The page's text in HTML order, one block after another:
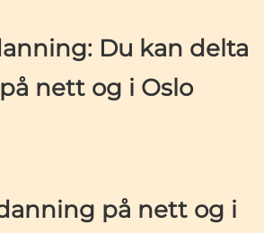
Du kan delta
nett og i Oslo
på nett og i